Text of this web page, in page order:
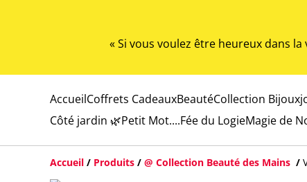
« Si vous voulez être heureux dans
AccueilCoffrets CadeauxBeautéCollection Bijoux
Côté jardin 🌿Petit Mot....Fée du LogieMagie de
Accueil / Produits / @ Collection Beauté des Mains /